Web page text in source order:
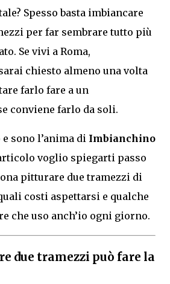
Spesso basta imbiancare
per far sembrare tutto più
Se vivi a Roma,
chiesto almeno una volta
farlo fare a un
conviene farlo da soli.
sono l’anima di Imbianchino
voglio spiegarti passo
pitturare due tramezzi di
costi aspettarsi e qualche
che uso anch’io ogni giorno.
due tramezzi può fare la